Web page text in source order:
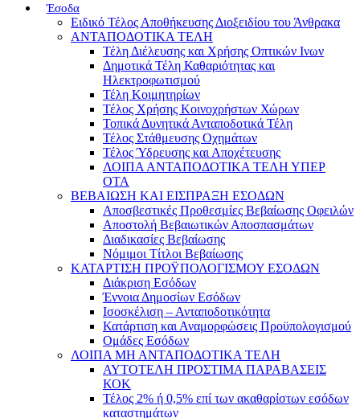
Έσοδα
Ειδικό Τέλος Αποθήκευσης Διοξειδίου του Άνθρακα
ΑΝΤΑΠΟΔΟΤΙΚΑ ΤΕΛΗ
Τέλη Διέλευσης και Χρήσης Οπτικών Ινων
Δημοτικά Τέλη Καθαριότητας και
Ηλεκτροφωτισμού
Τέλη Κοιμητηρίων
Τέλος Χρήσης Κοινοχρήστων Χώρων
Τοπικά Δυνητικά Ανταποδοτικά Τέλη
Τέλος Στάθμευσης Οχημάτων
Τέλος Ύδρευσης και Αποχέτευσης
ΛΟΙΠΑ ΑΝΤΑΠΟΔΟΤΙΚΑ ΤΕΛΗ ΥΠΕΡ
ΟΤΑ
ΒΕΒΑΙΩΣΗ ΚΑΙ ΕΙΣΠΡΑΞΗ ΕΣΟΔΩΝ
Αποσβεστικές Προθεσμίες Βεβαίωσης Οφειλών
Αποστολή Βεβαιωτικών Αποσπασμάτων
Διαδικασίες Βεβαίωσης
Νόμιμοι Τίτλοι Βεβαίωσης
ΚΑΤΑΡΤΙΣΗ ΠΡΟΫΠΟΛΟΓΙΣΜΟΥ ΕΣΟΔΩΝ
Διάκριση Εσόδων
Έννοια Δημοσίων Εσόδων
Ισοσκέλιση – Ανταποδοτικότητα
Κατάρτιση και Αναμορφώσεις Προϋπολογισμού
Ομάδες Εσόδων
ΛΟΙΠΑ ΜΗ ΑΝΤΑΠΟΔΟΤΙΚΑ ΤΕΛΗ
ΑΥΤΟΤΕΛΗ ΠΡΟΣΤΙΜΑ ΠΑΡΑΒΑΣΕΙΣ
ΚΟΚ
Τέλος 2% ή 0,5% επί των ακαθαρίστων εσόδων
καταστημάτων